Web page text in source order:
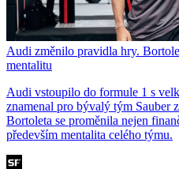
Audi změnilo pravidla hry.
mentalitu
Audi vstoupilo do formule 1 s
znamenal pro bývalý tým Sauber
Bortoleta se proměnila nejen
především mentalita celého týmu.